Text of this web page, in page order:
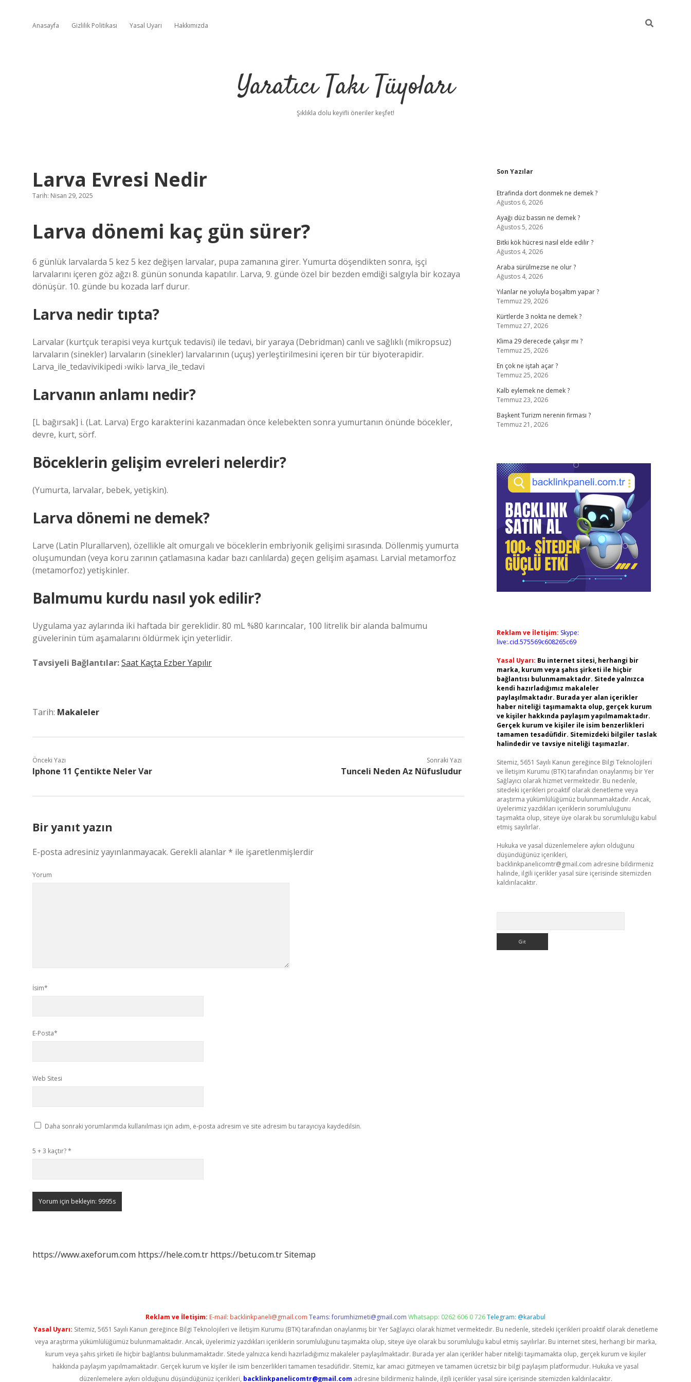
Anasayfa Gizlilik Politikası Yasal Uyarı Hakkımızda
Yaratıcı Takı Tüyoları
Şıklıkla dolu keyifli öneriler keşfet!
Larva Evresi Nedir
Tarih: Nisan 29, 2025
Larva dönemi kaç gün sürer?
6 günlük larvalarda 5 kez 5 kez değişen larvalar, pupa zamanına girer. Yumurta döşendikten sonra, işçi
larvalarını içeren göz ağzı 8. günün sonunda kapatılır. Larva, 9. günde özel bir bezden emdiği salgıyla bir kozaya
dönüşür. 10. günde bu kozada larf durur.
Larva nedir tıpta?
Larvalar (kurtçuk terapisi veya kurtçuk tedavisi) ile tedavi, bir yaraya (Debridman) canlı ve sağlıklı (mikropsuz)
larvaların (sinekler) larvaların (sinekler) larvalarının (uçuş) yerleştirilmesini içeren bir tür biyoterapidir.
Larva_ile_tedavivikipedi ›wiki› larva_ile_tedavi
Larvanın anlamı nedir?
[L bağırsak] i. (Lat. Larva) Ergo karakterini kazanmadan önce kelebekten sonra yumurtanın önünde böcekler,
devre, kurt, sörf.
Böceklerin gelişim evreleri nelerdir?
(Yumurta, larvalar, bebek, yetişkin).
Larva dönemi ne demek?
Larve (Latin Plurallarven), özellikle alt omurgalı ve böceklerin embriyonik gelişimi sırasında. Döllenmiş yumurta
oluşumundan (veya koru zarının çatlamasına kadar bazı canlılarda) geçen gelişim aşaması. Larvial metamorfoz
(metamorfoz) yetişkinler.
Balmumu kurdu nasıl yok edilir?
Uygulama yaz aylarında iki haftada bir gereklidir. 80 mL %80 karıncalar, 100 litrelik bir alanda balmumu
güvelerinin tüm aşamalarını öldürmek için yeterlidir.
Tavsiyeli Bağlantılar:Saat Kaçta Ezber Yapılır
Tarih: Makaleler
Önceki Yazı
Iphone 11 Çentikte Neler Var
Sonraki Yazı
Tunceli Neden Az Nüfusludur
Bir yanıt yazın
E-posta adresiniz yayınlanmayacak. Gerekli alanlar* ile işaretlenmişlerdir
Yorum
İsim*
E-Posta*
Web Sitesi
Daha sonraki yorumlarımda kullanılması için adım, e-posta adresim ve site adresim bu tarayıcıya kaydedilsin.
5 + 3 kaçtır?*
https://www.axeforum.com https://hele.com.tr https://betu.com.trSitemap
Sidebar
Son Yazılar
Etrafinda dort donmek ne demek ?
Ağustos 6, 2026
Ayağı düz bassın ne demek ?
Ağustos 5, 2026
Bitki kök hücresi nasıl elde edilir ?
Ağustos 4, 2026
Araba sürülmezse ne olur ?
Ağustos 4, 2026
Yılanlar ne yoluyla boşaltım yapar ?
Temmuz 29, 2026
Kürtlerde 3 nokta ne demek ?
Temmuz 27, 2026
Klima 29 derecede çalışır mı ?
Temmuz 25, 2026
En çok ne iştah açar ?
Temmuz 25, 2026
Kalb eylemek ne demek ?
Temmuz 23, 2026
Başkent Turizm nerenin firması ?
Temmuz 21, 2026
Reklam ve İletişim: Skype:
live:.cid.575569c608265c69
Yasal Uyarı: Bu internet sitesi, herhangi bir
marka, kurum veya şahıs şirketi ile hiçbir
bağlantısı bulunmamaktadır. Sitede yalnızca
kendi hazırladığımız makaleler
paylaşılmaktadır. Burada yer alan içerikler
haber niteliği taşımamakta olup, gerçek kurum
ve kişiler hakkında paylaşım yapılmamaktadır.
Gerçek kurum ve kişiler ile isim benzerlikleri
tamamen tesadüfidir. Sitemizdeki bilgiler taslak
halindedir ve tavsiye niteliği taşımazlar.
Sitemiz, 5651 Sayılı Kanun gereğince Bilgi Teknolojileri
ve İletişim Kurumu (BTK) tarafından onaylanmış bir Yer
Sağlayıcı olarak hizmet vermektedir. Bu nedenle,
sitedeki içerikleri proaktif olarak denetleme veya
araştırma yükümlülüğümüz bulunmamaktadır. Ancak,
üyelerimiz yazdıkları içeriklerin sorumluluğunu
taşımakta olup, siteye üye olarak bu sorumluluğu kabul
etmiş sayılırlar.
Hukuka ve yasal düzenlemelere aykırı olduğunu
düşündüğünüz içerikleri,
backlinkpanelicomtr@gmail.com adresine bildirmeniz
halinde, ilgili içerikler yasal süre içerisinde sitemizden
kaldırılacaktır.
Reklam ve İletişim: E-mail: backlinkpaneli@gmail.com Teams:forumhizmeti@gmail.com Whatsapp: 0262 606 0 726Telegram: @karabul
Yasal Uyarı: Sitemiz, 5651 Sayılı Kanun gereğince Bilgi Teknolojileri ve İletişim Kurumu (BTK) tarafından onaylanmış bir Yer Sağlayıcı olarak hizmet vermektedir. Bu nedenle, sitedeki içerikleri proaktif olarak denetleme
veya araştırma yükümlülüğümüz bulunmamaktadır. Ancak, üyelerimiz yazdıkları içeriklerin sorumluluğunu taşımakta olup, siteye üye olarak bu sorumluluğu kabul etmiş sayılırlar. Bu internet sitesi, herhangi bir marka,
kurum veya şahıs şirketi ile hiçbir bağlantısı bulunmamaktadır. Sitede yalnızca kendi hazırladığımız makaleler paylaşılmaktadır. Burada yer alan içerikler haber niteliği taşımamakta olup, gerçek kurum ve kişiler
hakkında paylaşım yapılmamaktadır. Gerçek kurum ve kişiler ile isim benzerlikleri tamamen tesadüfidir. Sitemiz, kar amacı gütmeyen ve tamamen ücretsiz bir bilgi paylaşım platformudur. Hukuka ve yasal
düzenlemelere aykırı olduğunu düşündüğünüz içerikleri, backlinkpanelicomtr@gmail.com adresine bildirmeniz halinde, ilgili içerikler yasal süre içerisinde sitemizden kaldırılacaktır.